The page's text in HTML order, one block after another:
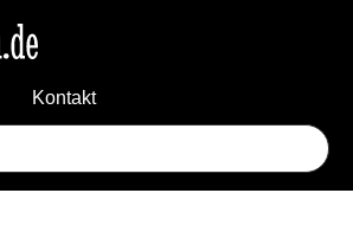
Kontakt